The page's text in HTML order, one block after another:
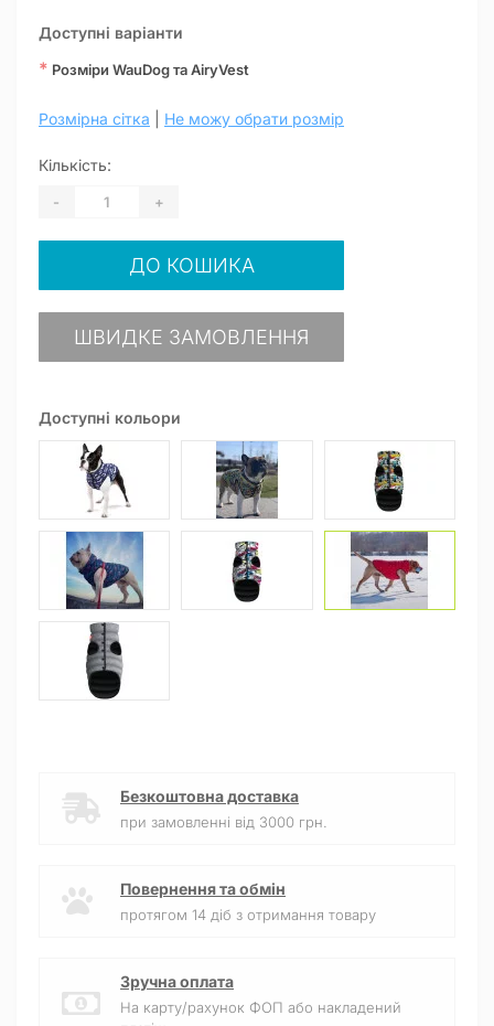
Доступні кольори
Доступні варіанти
* Розміри WauDog та AiryVest
Розмірна сітка Не можу обрати розмір
Кількість:
- +
ДО КОШИКА
ШВИДКЕ ЗАМОВЛЕННЯ
Безкоштовна доставка
при замовленні від 3000 грн.
Повернення та обмін
протягом 14 діб з отримання товару
Зручна оплата
На карту/рахунок ФОП або накладений